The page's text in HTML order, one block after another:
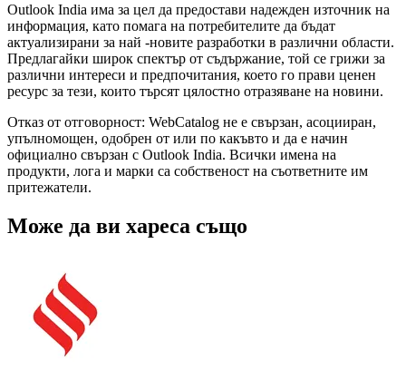
Outlook India има за цел да предостави надежден източник на
информация, като помага на потребителите да бъдат
актуализирани за най -новите разработки в различни области.
Предлагайки широк спектър от съдържание, той се грижи за
различни интереси и предпочитания, което го прави ценен
ресурс за тези, които търсят цялостно отразяване на новини.
Отказ от отговорност: WebCatalog не е свързан, асоцииран,
упълномощен, одобрен от или по какъвто и да е начин
официално свързан с Outlook India. Всички имена на
продукти, лога и марки са собственост на съответните им
притежатели.
Може да ви хареса също